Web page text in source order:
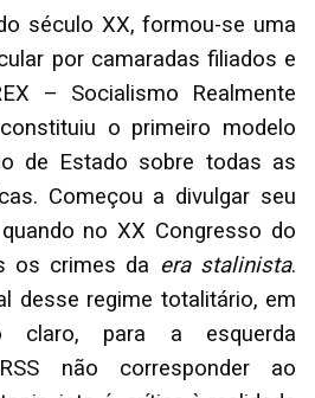
século XX, formou-se uma
por camaradas filiados e
– Socialismo Realmente
o primeiro modelo
de Estado sobre todas as
Começou a divulgar seu
no XX Congresso do
os crimes da era stalinista.
desse regime totalitário, em
claro, para a esquerda
não corresponder ao